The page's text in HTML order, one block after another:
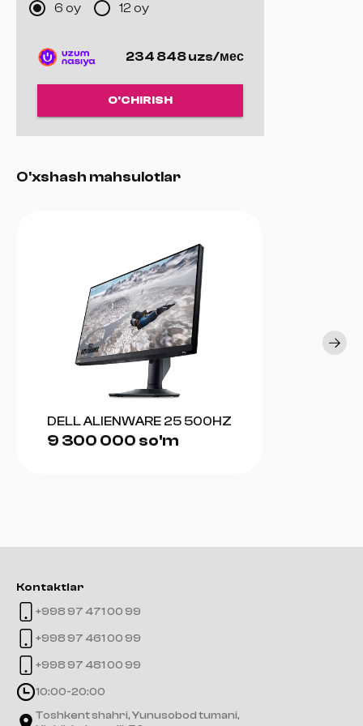
6 oy 12 oy
234 848 uzs/мес
O'CHIRISH
O'xshash mahsulotlar
DELL ALIENWARE 25 500HZ
9 300 000 so'm
Kontaktlar
+998 97 471 00 99
+998 97 461 00 99
+998 97 481 00 99
10:00-20:00
Toshkent shahri, Yunusobod tumani,